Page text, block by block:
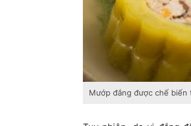
Mướp đắng được chế biến